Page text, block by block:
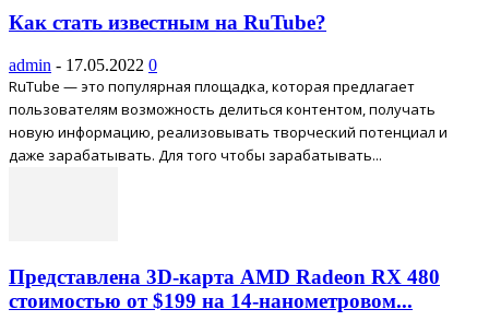
Как стать известным на RuTube?
admin - 17.05.2022 0
RuTube — это популярная площадка, которая предлагает
пользователям возможность делиться контентом, получать
новую информацию, реализовывать творческий потенциал и
даже зарабатывать. Для того чтобы зарабатывать...
Представлена 3D-карта AMD Radeon RX 480
стоимостью от $199 на 14-нанометровом...